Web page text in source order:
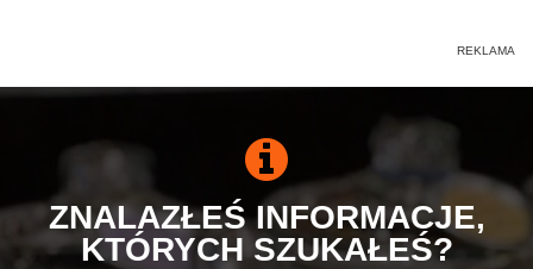
ZNALAZŁEŚ INFORMACJE,
KTÓRYCH SZUKAŁEŚ?